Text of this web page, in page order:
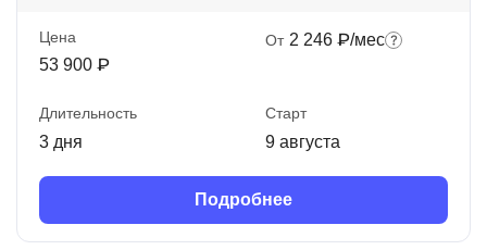
Цена
53 900 ₽
От 2 246 ₽/мес
Длительность
3 дня
Старт
9 августа
Подробнее